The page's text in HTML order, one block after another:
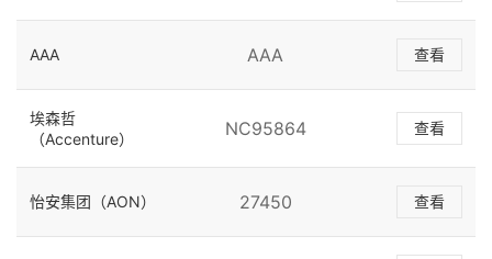
AAA AAA 查看
埃森哲
（Accenture）
NC95864 查看
怡安集团（AON） 27450 查看